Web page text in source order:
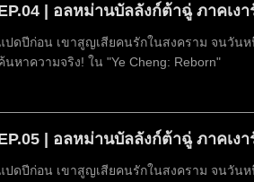
| อลหม่านบัลลังก์ต้าฉู่ ภาคเง
ปดปีก่อน เขาสูญเสียคนรักในสงคราม จนวัน
นหาความจริง! ใน "Ye Cheng: Reborn"
| อลหม่านบัลลังก์ต้าฉู่ ภาคเง
ปดปีก่อน เขาสูญเสียคนรักในสงคราม จนวัน